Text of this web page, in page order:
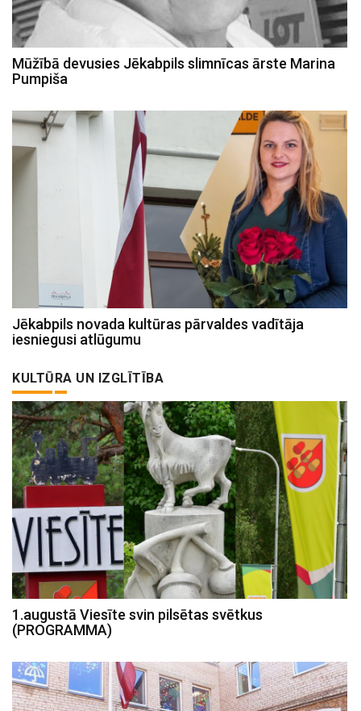
Mūžībā devusies Jēkabpils slimnīcas ārste Marina
Pumpiša
Jēkabpils novada kultūras pārvaldes vadītāja
iesniegusi atlūgumu
KULTŪRA UN IZGLĪTĪBA
1.augustā Viesīte svin pilsētas svētkus
(PROGRAMMA)